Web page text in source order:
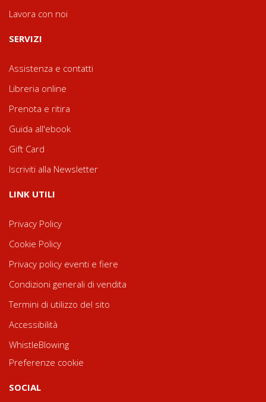
Lavora con noi
SERVIZI
Assistenza e contatti
Libreria online
Prenota e ritira
Guida all'ebook
Gift Card
Iscriviti alla Newsletter
LINK UTILI
Privacy Policy
Cookie Policy
Privacy policy eventi e fiere
Condizioni generali di vendita
Termini di utilizzo del sito
Accessibilità
WhistleBlowing
Preferenze cookie
SOCIAL